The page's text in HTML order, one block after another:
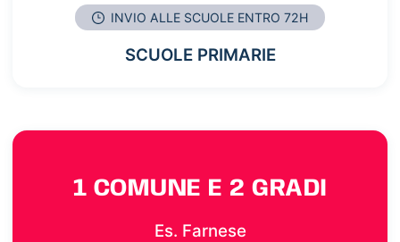
INVIO ALLE SCUOLE ENTRO 72H
SCUOLE PRIMARIE
1 COMUNE E 2 GRADI
Es. Farnese